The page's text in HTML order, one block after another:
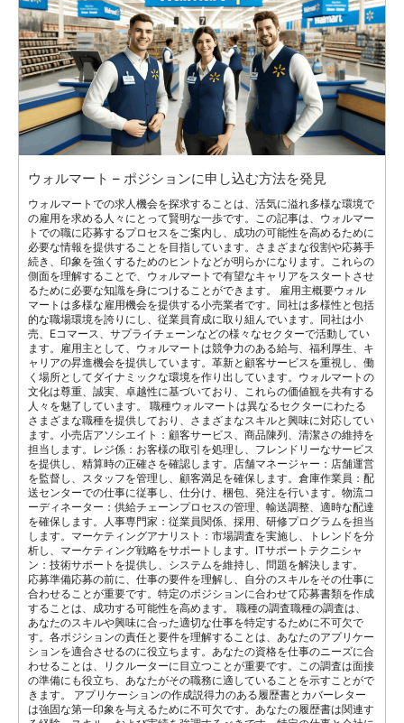
ウォルマート – ポジションに申し込む方法を発見
ウォルマートでの求人機会を探求することは、活気に溢れ多様な環境で
の雇用を求める人々にとって賢明な一歩です。この記事は、ウォルマー
トでの職に応募するプロセスをご案内し、成功の可能性を高めるために
必要な情報を提供することを目指しています。さまざまな役割や応募手
続き、印象を強くするためのヒントなどが明らかになります。これらの
側面を理解することで、ウォルマートで有望なキャリアをスタートさせ
るために必要な知識を身につけることができます。 雇用主概要ウォル
マートは多様な雇用機会を提供する小売業者です。同社は多様性と包括
的な職場環境を誇りにし、従業員育成に取り組んでいます。同社は小
売、Eコマース、サプライチェーンなどの様々なセクターで活動してい
ます。雇用主として、ウォルマートは競争力のある給与、福利厚生、キ
ャリアの昇進機会を提供しています。革新と顧客サービスを重視し、働
く場所としてダイナミックな環境を作り出しています。ウォルマートの
文化は尊重、誠実、卓越性に基づいており、これらの価値観を共有する
人々を魅了しています。 職種ウォルマートは異なるセクターにわたる
さまざまな職種を提供しており、さまざまなスキルと興味に対応してい
ます。小売店アソシエイト：顧客サービス、商品陳列、清潔さの維持を
担当します。レジ係：お客様の取引を処理し、フレンドリーなサービス
を提供し、精算時の正確さを確認します。店舗マネージャー：店舗運営
を監督し、スタッフを管理し、顧客満足を確保します。倉庫作業員：配
送センターでの仕事に従事し、仕分け、梱包、発注を行います。物流コ
ーディネーター：供給チェーンプロセスの管理、輸送調整、適時な配達
を確保します。人事専門家：従業員関係、採用、研修プログラムを担当
します。マーケティングアナリスト：市場調査を実施し、トレンドを分
析し、マーケティング戦略をサポートします。ITサポートテクニシャ
ン：技術サポートを提供し、システムを維持し、問題を解決します。
応募準備応募の前に、仕事の要件を理解し、自分のスキルをその仕事に
合わせることが重要です。特定のポジションに合わせて応募書類を作成
することは、成功する可能性を高めます。 職種の調査職種の調査は、
あなたのスキルや興味に合った適切な仕事を特定するために不可欠で
す。各ポジションの責任と要件を理解することは、あなたのアプリケー
ションを適合させるのに役立ちます。あなたの資格を仕事のニーズに合
わせることは、リクルーターに目立つことが重要です。この調査は面接
の準備にも役立ち、あなたがその職務に適していることを示すことがで
きます。 アプリケーションの作成説得力のある履歴書とカバーレター
は強固な第一印象を与えるために不可欠です。あなたの履歴書は関連す